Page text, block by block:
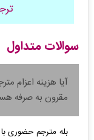
سوالات متداول
آیا هزینه اعزام
مقرون به صرفه
بله مترجم حضوری با